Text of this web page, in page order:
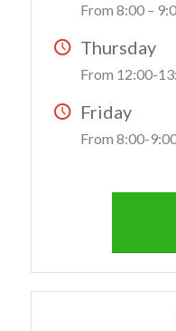
From 8:00 –
Thursday
From 12:00-
Friday
From 8:00-